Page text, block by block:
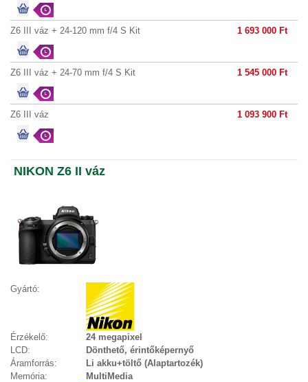
Z6 III váz + 24-120 mm f/4 S Kit 1 693 000 Ft
Z6 III váz + 24-70 mm f/4 S Kit 1 545 000 Ft
Z6 III váz 1 093 900 Ft
NIKON Z6 II váz
Gyártó:
Érzékelő:
24 megapixel
LCD:
Dönthető, érintőképernyő
Áramforrás:
Li akku+töltő (Alaptartozék)
Memória:
MultiMedia